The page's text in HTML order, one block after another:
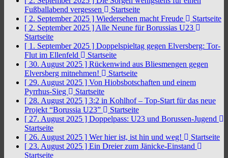
Fußballabend vergessen
Startseite
[ 2. September 2025 ] Wiedersehen macht Freude
Startseite
[ 2. September 2025 ] Alle Neune für Borussias U23
Startseite
[ 1. September 2025 ] Doppelspieltag gegen Elversberg: Tor-
Flut im Ellenfeld
Startseite
[ 30. August 2025 ] Rückenwind aus Bliesmengen gegen
Elversberg mitnehmen!
Startseite
[ 29. August 2025 ] Von Hiobsbotschaften und einem
Pyrrhus-Sieg
Startseite
[ 28. August 2025 ] 3:2 in Kohlhof – Top-Start für das neue
Projekt “Borussia U23”
Startseite
[ 27. August 2025 ] Doppelpass: U23 und Borussen-Jugend
Startseite
[ 26. August 2025 ] Wer hier ist, ist hin und weg!
Startseite
[ 23. August 2025 ] Ein Dreier zum Jänicke-Einstand
Startseite